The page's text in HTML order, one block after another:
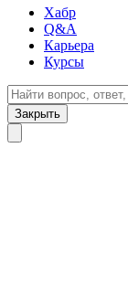
Хабр
Q&A
Карьера
Курсы
Закрыть